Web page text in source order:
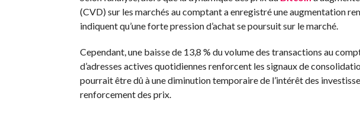
(CVD) sur les marchés au comptant a enregistré une augmentation
indiquent qu’une forte pression d’achat se poursuit sur le marché.
Cependant, une baisse de 13,8 % du volume des transactions au
d’adresses actives quotidiennes renforcent les signaux de
pourrait être dû à une diminution temporaire de l’intérêt des
renforcement des prix.